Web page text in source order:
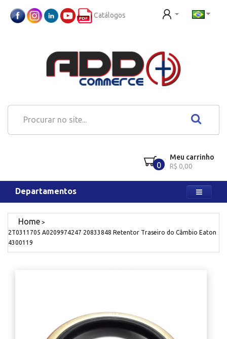
Catálogos
0
Meu carrinho
R$ 0,00
Departamentos
2T0311705 A0209974247 20833848 Retentor Traseiro do Câmbio Eaton
4300119